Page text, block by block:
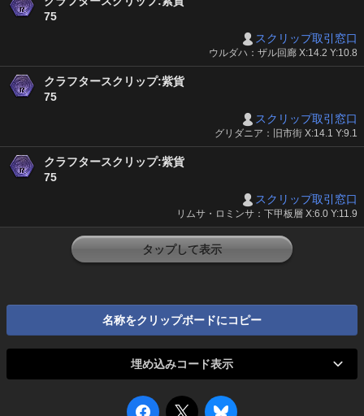
75
スクリップ取引窓口
ウルダハ：ザル回廊 X:14.2 Y:10.8
クラフタースクリップ:紫貨
75
スクリップ取引窓口
グリダニア：旧市街 X:14.1 Y:9.1
クラフタースクリップ:紫貨
75
スクリップ取引窓口
リムサ・ロミンサ：下甲板層 X:6.0 Y:11.9
タップして表示
名称をクリップボードにコピー
埋め込みコード表示